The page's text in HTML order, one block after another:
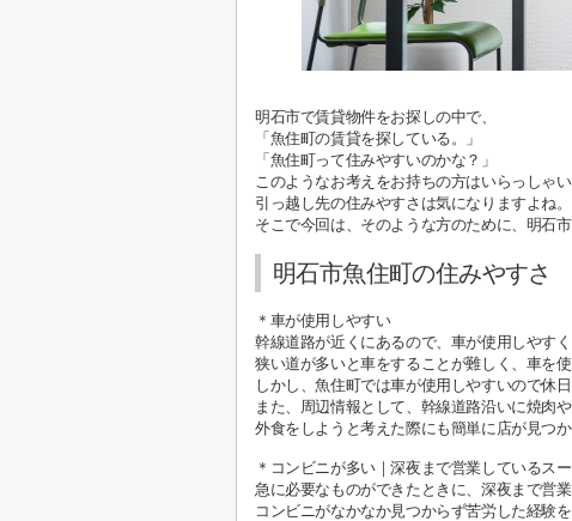
明石市で賃貸物件をお探しの中で、
「魚住町の賃貸を探している。」
「魚住町って住みやすいのかな？」
このようなお考えをお持ちの方はいらっしゃ
引っ越し先の住みやすさは気になりますよね。
そこで今回は、そのような方のために、明石
明石市魚住町の住みやすさ
＊車が使用しやすい
幹線道路が近くにあるので、車が使用しやすく
狭い道が多いと車をすることが難しく、車を
しかし、魚住町では車が使用しやすいので休
また、周辺情報として、幹線道路沿いに焼肉
外食をしようと考えた際にも簡単に店が見つか
＊コンビニが多い｜深夜まで営業しているス
急に必要なものができたときに、深夜まで営
コンビニがなかなか見つからず苦労した経験